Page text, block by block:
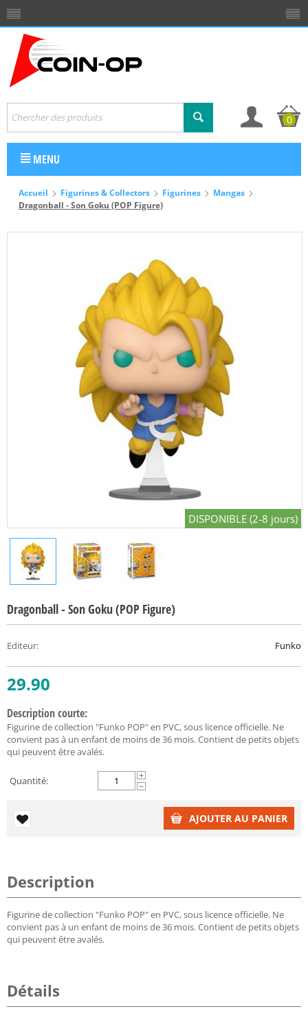
0
MENU
Accueil Figurines & Collectors Figurines
Mangas
Dragonball - Son Goku (POP Figure)
DISPONIBLE (2-8 jours)
Dragonball - Son Goku (POP Figure)
Editeur: Funko
29.90
Description courte:
Figurine de collection "Funko POP" en PVC, sous licence officielle. Ne
convient pas à un enfant de moins de 36 mois. Contient de petits objets
qui peuvent être avalés.
Quantité:
+
−
AJOUTER AU PANIER
Description
Figurine de collection "Funko POP" en PVC, sous licence officielle. Ne
convient pas à un enfant de moins de 36 mois. Contient de petits objets
qui peuvent être avalés.
Détails